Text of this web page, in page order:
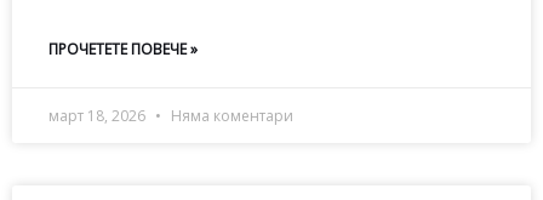
ПРОЧЕТЕТЕ ПОВЕЧЕ »
март 18, 2026 Няма коментари